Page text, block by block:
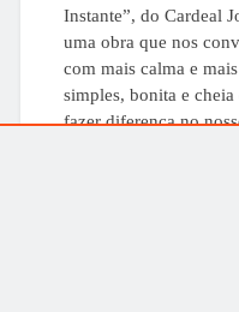
Instante”, do Cardeal
uma obra que nos
com mais calma e
simples, bonita e
fazer diferença no